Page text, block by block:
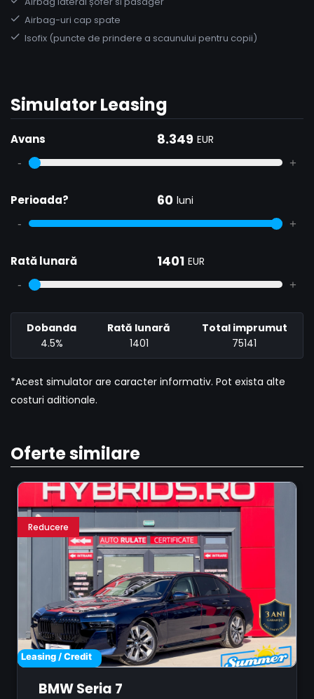
Airbag-uri cap spate
Isofix (puncte de prindere a scaunului pentru copii)
Simulator Leasing
Avans 8.349 EUR
- +
Perioada? 60 luni
- +
Rată lunară 1401 EUR
- +
Dobanda
4.5%
Rată lunară
1401
Total imprumut
75141
*Acest simulator are caracter informativ. Pot exista alte
costuri aditionale.
Oferte similare
Reducere
Leasing / Credit
BMW Seria 7